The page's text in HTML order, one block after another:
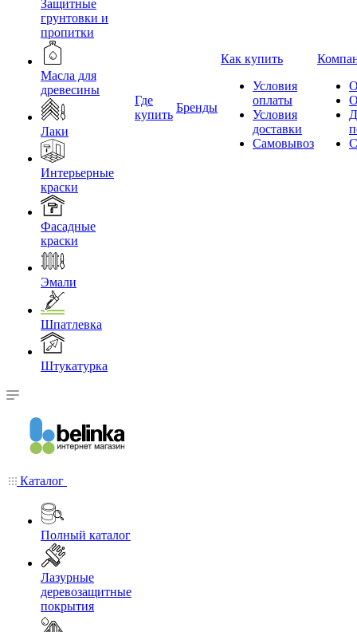
Защитные
грунтовки и
пропитки
Масла для
древесины
Лаки
Интерьерные
краски
Фасадные
краски
Эмали
Шпатлевка
Штукатурка
Где
купить
Бренды
Как купить
Условия
оплаты
Условия
доставки
Самовывоз
Каталог
Полный каталог
Лазурные
деревозащитные
покрытия